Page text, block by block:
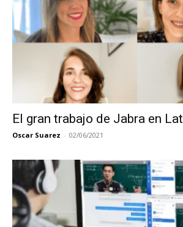
El gran trabajo de Jabra en
Oscar Suarez - 02/06/2021